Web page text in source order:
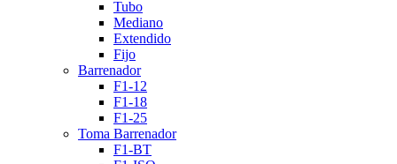
Tubo
Mediano
Extendido
Fijo
Barrenador
F1-12
F1-18
F1-25
Toma Barrenador
F1-BT